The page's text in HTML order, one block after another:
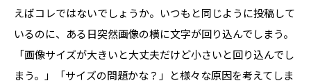
えばコレではないでしょうか。いつもと同じように投稿して
いるのに、ある日突然画像の横に文字が回り込んでしまう。
「画像サイズが大きいと大丈夫だけど小さいと回り込んでし
まう。」「サイズの問題かな？」と様々な原因を考えてしま